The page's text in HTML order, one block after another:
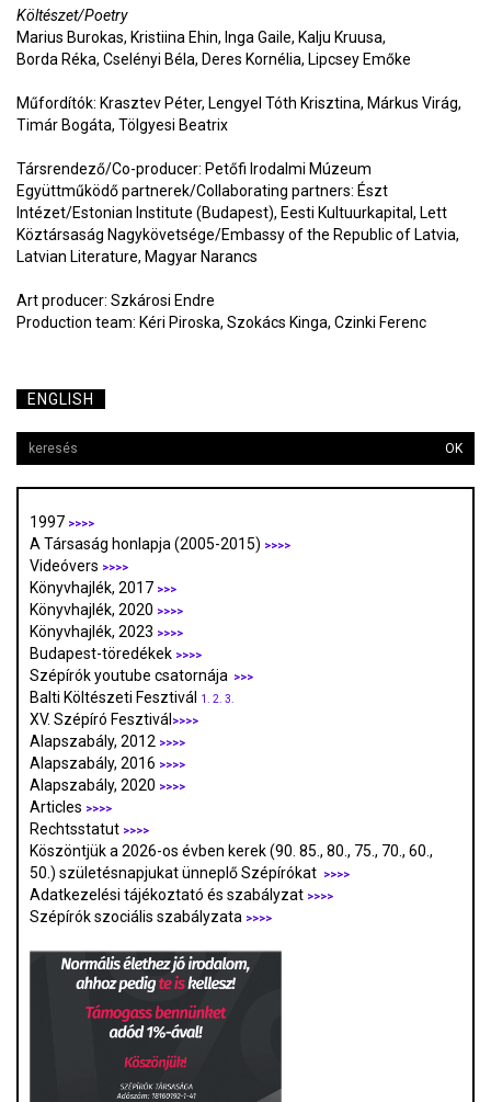
Költészet/Poetry
Marius Burokas, Kristiina Ehin, Inga Gaile, Kalju Kruusa,
Borda Réka, Cselényi Béla, Deres Kornélia, Lipcsey Emőke
Műfordítók: Krasztev Péter, Lengyel Tóth Krisztina, Márkus Virág,
Timár Bogáta, Tölgyesi Beatrix
Társrendező/Co-producer: Petőfi Irodalmi Múzeum
Együttműködő partnerek/Collaborating partners: Észt
Intézet/Estonian Institute (Budapest), Eesti Kultuurkapital, Lett
Köztársaság Nagykövetsége/Embassy of the Republic of Latvia,
Latvian Literature, Magyar Narancs
Art producer: Szkárosi Endre
Production team: Kéri Piroska, Szokács Kinga, Czinki Ferenc
ENGLISH
OK
1997 >>>>
A Társaság honlapja (2005-2015) >>>>
Videóvers >>>>
Könyvhajlék, 2017 >>>
Könyvhajlék, 2020 >>>>
Könyvhajlék, 2023 >>>>
Budapest-töredékek >>>>
Szépírók youtube csatornája >>>
Balti Költészeti Fesztivál 1. 2. 3.
XV. Szépíró Fesztivál >>>>
Alapszabály, 2012 >>>>
Alapszabály, 2016 >>>>
Alapszabály, 2020 >>>>
Articles >>>>
Rechtsstatut >>>>
Köszöntjük a 2026-os évben kerek (90. 85., 80., 75., 70., 60.,
50.) születésnapjukat ünneplő Szépírókat
>>>>
Adatkezelési tájékoztató és szabályzat >>>>
Szépírók szociális szabályzata >>>>